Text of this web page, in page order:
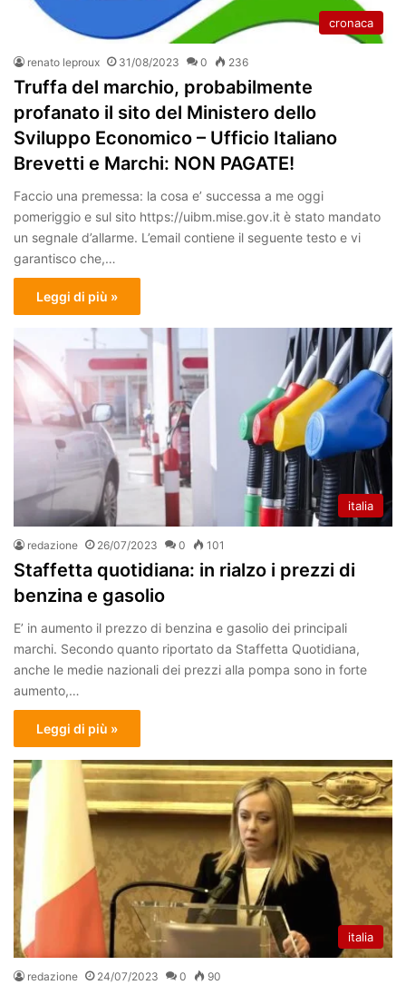
cronaca
renato leproux 31/08/2023 0 236
Truffa del marchio, probabilmente
profanato il sito del Ministero dello
Sviluppo Economico – Ufficio Italiano
Brevetti e Marchi: NON PAGATE!
Faccio una premessa: la cosa e’ successa a me oggi
pomeriggio e sul sito https://uibm.mise.gov.it è stato mandato
un segnale d’allarme. L’email contiene il seguente testo e vi
garantisco che,…
Leggi di più »
italia
redazione 26/07/2023 0 101
Staffetta quotidiana: in rialzo i prezzi di
benzina e gasolio
E’ in aumento il prezzo di benzina e gasolio dei principali
marchi. Secondo quanto riportato da Staffetta Quotidiana,
anche le medie nazionali dei prezzi alla pompa sono in forte
aumento,…
Leggi di più »
italia
redazione 24/07/2023 0 90